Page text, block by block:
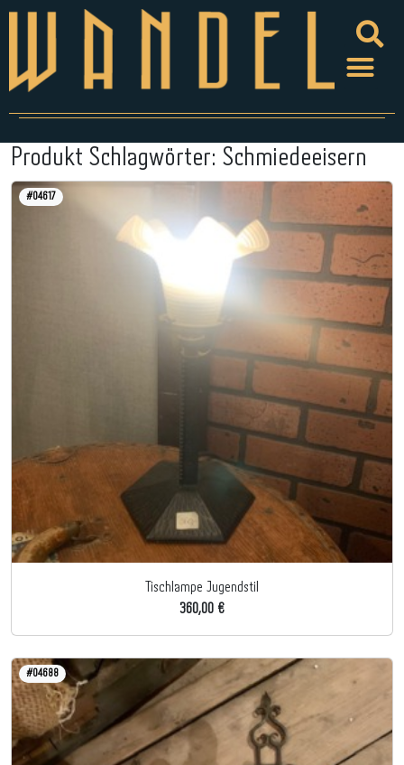
Produkt Schlagwörter: Schmiedeeisern
#04617
Tischlampe Jugendstil
360,00 €
#04688